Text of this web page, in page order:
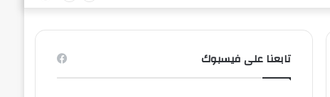
تابعنا على فيسبوك